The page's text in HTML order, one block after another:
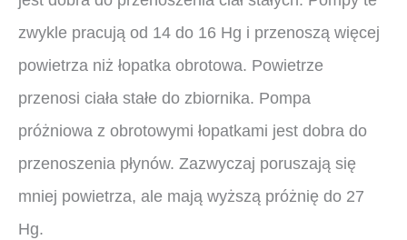
zwykle pracują od 14 do 16 Hg i przenoszą więcej
powietrza niż łopatka obrotowa. Powietrze
przenosi ciała stałe do zbiornika. Pompa
próżniowa z obrotowymi łopatkami jest dobra do
przenoszenia płynów. Zazwyczaj poruszają się
mniej powietrza, ale mają wyższą próżnię do 27
Hg.